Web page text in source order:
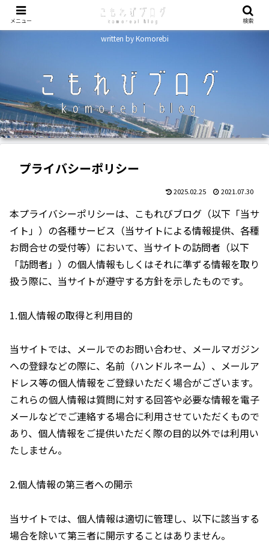
written by Komorebi
プライバシーポリシー
2025.02.25 2021.07.30
本プライバシーポリシーは、こもれびブログ（以下「当サ
イト」）の各種サービス（当サイトによる情報提供、各種
お問合せの受付等）において、当サイトの訪問者（以下
「訪問者」）の個人情報もしくはそれに準ずる情報を取り
扱う際に、当サイトが遵守する方針を示したものです。
1.個人情報の取得と利用目的
当サイトでは、メールでのお問い合わせ、メールマガジン
への登録などの際に、名前（ハンドルネーム）、メールア
ドレス等の個人情報をご登録いただく場合がございます。
これらの個人情報は質問に対する回答や必要な情報を電子
メールなどでご連絡する場合に利用させていただくもので
あり、個人情報をご提供いただく際の目的以外では利用い
たしません。
2.個人情報の第三者への開示
当サイトでは、個人情報は適切に管理し、以下に該当する
場合を除いて第三者に開示することはありません。
メニュー 検索